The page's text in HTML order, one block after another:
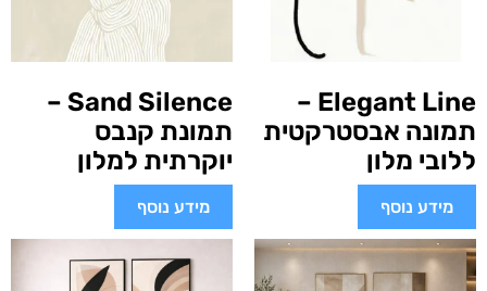
Elegant Line –
תמונה אבסטרקטית
ללובי מלון
מידע נוסף
Sand Silence –
תמונת קנבס
יוקרתית למלון
מידע נוסף